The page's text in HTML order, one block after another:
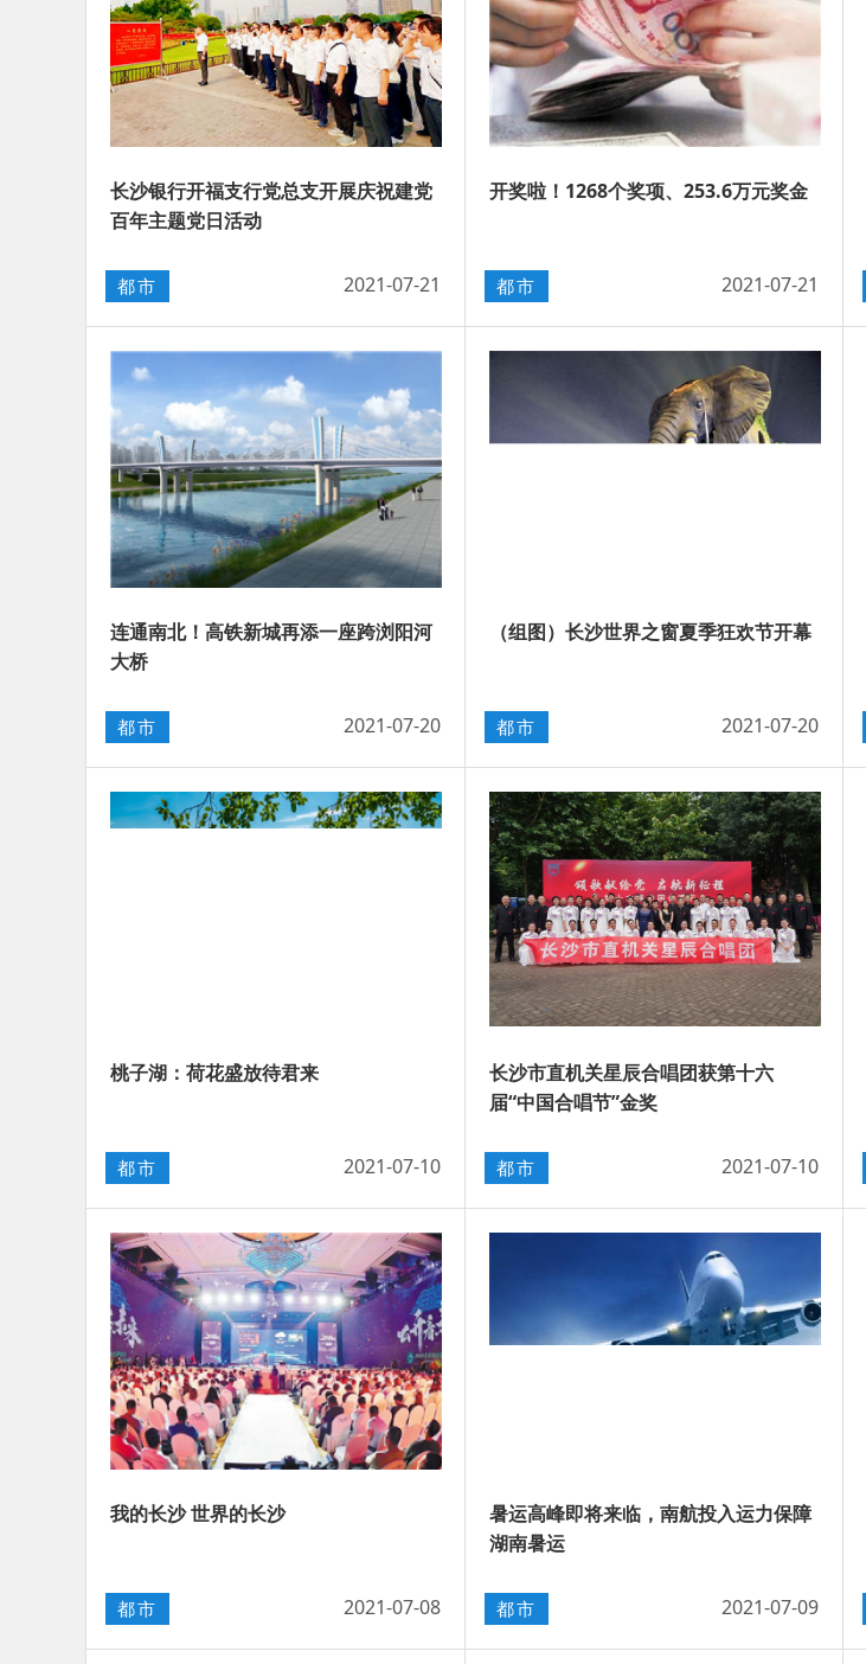
长沙银行开福支行党总支开展庆祝建党
百年主题党日活动
都市 2021-07-21
开奖啦！1268个奖项、253.6万元奖金
都市 2021-07-21
连通南北！高铁新城再添一座跨浏阳河
大桥
都市 2021-07-20
（组图）长沙世界之窗夏季狂欢节开幕
都市 2021-07-20
桃子湖：荷花盛放待君来
都市 2021-07-10
长沙市直机关星辰合唱团获第十六
届“中国合唱节”金奖
都市 2021-07-10
我的长沙 世界的长沙
都市 2021-07-08
暑运高峰即将来临，南航投入运力保障
湖南暑运
都市 2021-07-09